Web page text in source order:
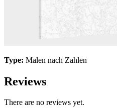
Type: Malen nach Zahlen
Reviews
There are no reviews yet.